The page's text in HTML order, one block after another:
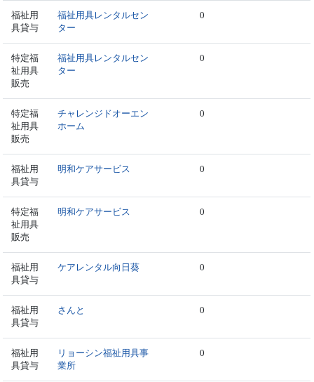
福祉用
具貸与
福祉用具レンタルセン
ター
0
特定福
祉用具
販売
福祉用具レンタルセン
ター
0
特定福
祉用具
販売
チャレンジドオーエン
ホーム
0
福祉用
具貸与
明和ケアサービス 0
特定福
祉用具
販売
明和ケアサービス 0
福祉用
具貸与
ケアレンタル向日葵 0
福祉用
具貸与
さんと 0
福祉用
具貸与
リョーシン福祉用具事
業所
0